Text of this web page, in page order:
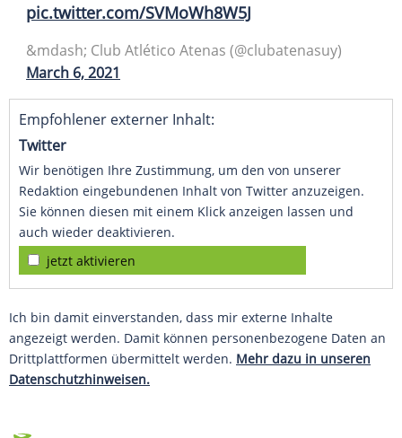
pic.twitter.com/SVMoWh8W5J
&mdash; Club Atlético Atenas (@clubatenasuy)
March 6, 2021
Empfohlener externer Inhalt:
Twitter
Wir benötigen Ihre Zustimmung, um den von unserer
Redaktion eingebundenen Inhalt von Twitter anzuzeigen.
Sie können diesen mit einem Klick anzeigen lassen und
auch wieder deaktivieren.
jetzt aktivieren
Ich bin damit einverstanden, dass mir externe Inhalte
angezeigt werden. Damit können personenbezogene Daten an
Drittplattformen übermittelt werden. Mehr dazu in unseren
Datenschutzhinweisen.